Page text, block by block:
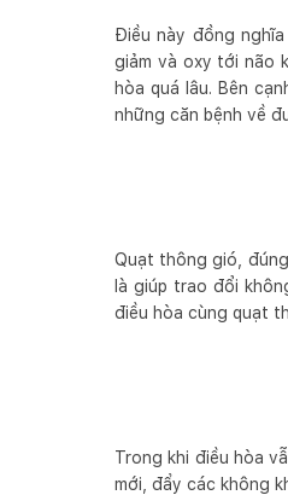
Điều này đồng
giảm và oxy tới não
hòa quá lâu. Bên
những căn bệnh về
Quạt thông gió,
là giúp trao đổi
điều hòa cùng quạt
Trong khi điều hòa
mới, đẩy các không